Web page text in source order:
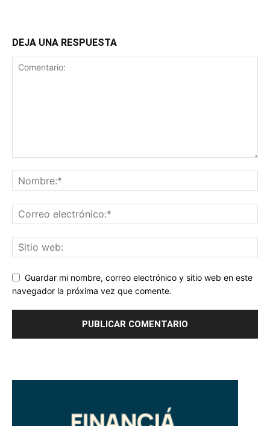
DEJA UNA RESPUESTA
Guardar mi nombre, correo electrónico y sitio web en este
navegador la próxima vez que comente.